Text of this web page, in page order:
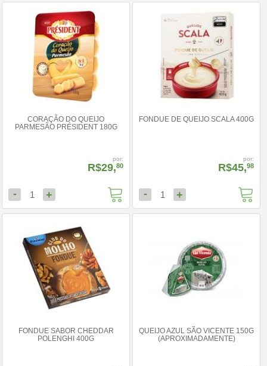
CORAÇÃO DO QUEIJO
PARMESÃO PRÉSIDENT 180G
por:
R$29,80
- 1 +
FONDUE DE QUEIJO SCALA 400G
por:
R$45,98
- 1 +
FONDUE SABOR CHEDDAR
POLENGHI 400G
QUEIJO AZUL SÃO VICENTE 150G
(APROXIMADAMENTE)